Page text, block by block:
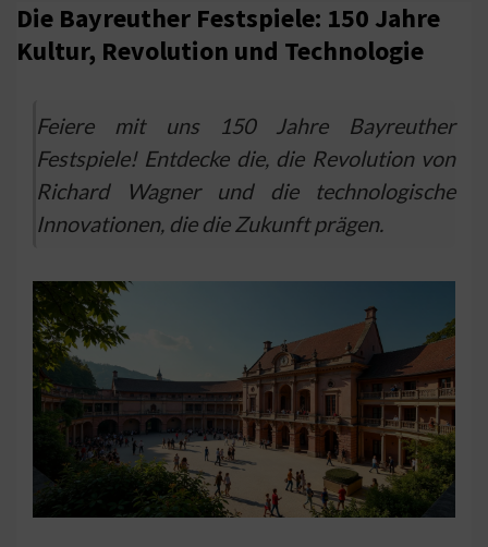
Die Bayreuther Festspiele: 150 Jahre
Kultur, Revolution und Technologie
Feiere mit uns 150 Jahre Bayreuther
Festspiele! Entdecke die, die Revolution von
Richard Wagner und die technologische
Innovationen, die die Zukunft prägen.